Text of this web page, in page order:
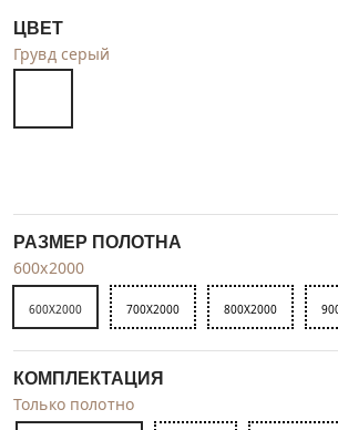
ЦВЕТ
Грувд серый
РАЗМЕР ПОЛОТНА
600x2000
600X2000 700X2000 800X2000
КОМПЛЕКТАЦИЯ
Только полотно